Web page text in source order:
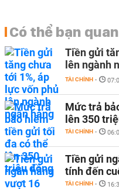
Có thể bạn
Tiền gửi
lên ngành
TÀI CHÍNH -
Mức trả
lên 350
TÀI CHÍNH -
Tiền gửi
tính đến
TÀI CHÍNH -